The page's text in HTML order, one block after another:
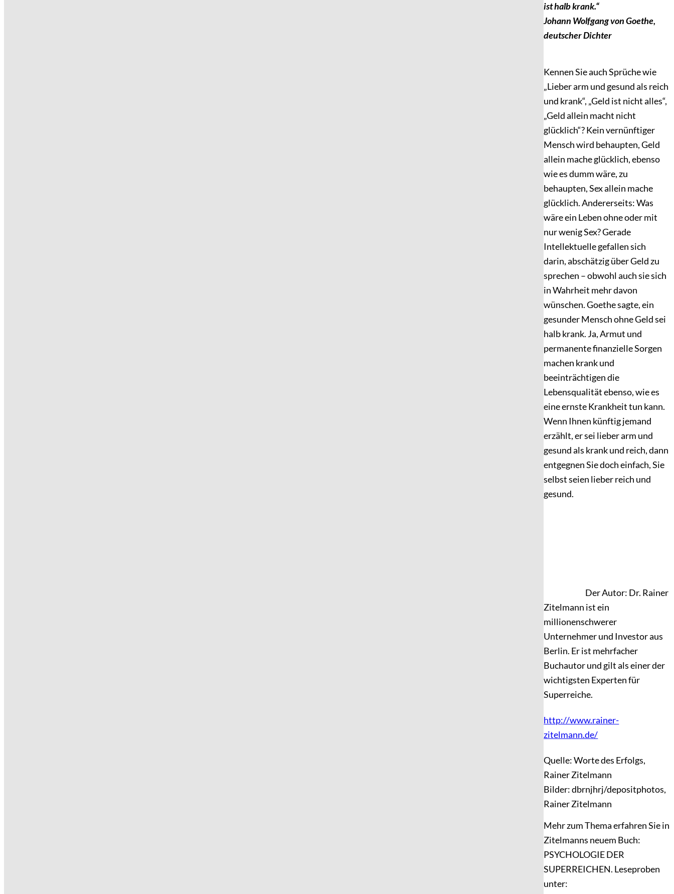
ist halb krank.“
Johann Wolfgang von Goethe,
deutscher Dichter
Kennen Sie auch Sprüche wie
„Lieber arm und gesund als reich
und krank“, „Geld ist nicht alles“,
„Geld allein macht nicht
glücklich“? Kein vernünftiger
Mensch wird behaupten, Geld
allein mache glücklich, ebenso
wie es dumm wäre, zu
behaupten, Sex allein mache
glücklich. Andererseits: Was
wäre ein Leben ohne oder mit
nur wenig Sex? Gerade
Intellektuelle gefallen sich
darin, abschätzig über Geld zu
sprechen – obwohl auch sie sich
in Wahrheit mehr davon
wünschen. Goethe sagte, ein
gesunder Mensch ohne Geld sei
halb krank. Ja, Armut und
permanente finanzielle Sorgen
machen krank und
beeinträchtigen die
Lebensqualität ebenso, wie es
eine ernste Krankheit tun kann.
Wenn Ihnen künftig jemand
erzählt, er sei lieber arm und
gesund als krank und reich, dann
entgegnen Sie doch einfach, Sie
selbst seien lieber reich und
gesund.
Der Autor: Dr. Rainer
Zitelmann ist ein
millionenschwerer
Unternehmer und Investor aus
Berlin. Er ist mehrfacher
Buchautor und gilt als einer der
wichtigsten Experten für
Superreiche.
http://www.rainer-
zitelmann.de/
Quelle: Worte des Erfolgs,
Rainer Zitelmann
Bilder: dbrnjhrj/depositphotos,
Rainer Zitelmann
Mehr zum Thema erfahren Sie in
Zitelmanns neuem Buch:
PSYCHOLOGIE DER
SUPERREICHEN. Leseproben
unter: